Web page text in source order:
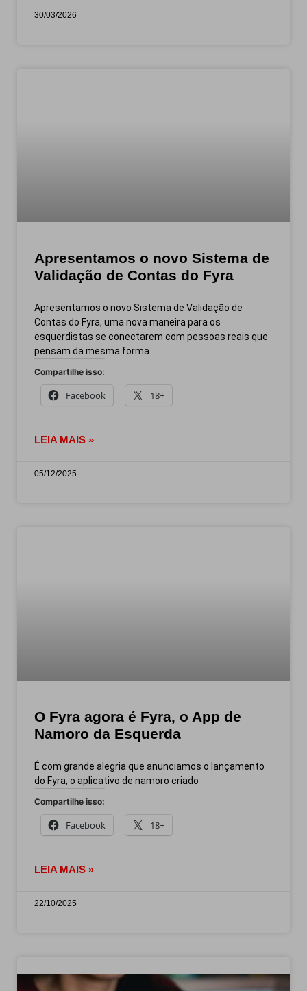
30/03/2026
Apresentamos o novo Sistema de
Validação de Contas do Fyra
Apresentamos o novo Sistema de Validação de
Contas do Fyra, uma nova maneira para os
esquerdistas se conectarem com pessoas reais que
pensam da mesma forma.
Compartilhe isso:
Facebook 18+
LEIA MAIS »
05/12/2025
O Fyra agora é Fyra, o App de
Namoro da Esquerda
É com grande alegria que anunciamos o lançamento
do Fyra, o aplicativo de namoro criado
Compartilhe isso:
Facebook 18+
LEIA MAIS »
22/10/2025